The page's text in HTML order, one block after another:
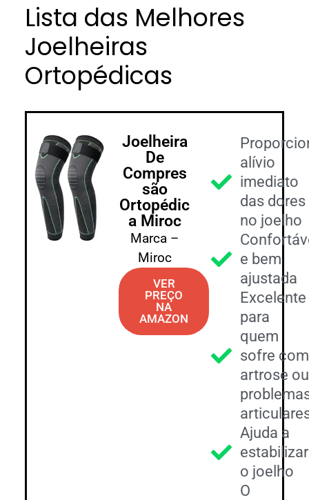
Lista das Melhores
Joelheiras
Ortopédicas
Joelheira
De
Compres
são
Ortopédic
a Miroc
Marca –
Miroc
VER
PREÇO
NA
AMAZON
alívio
imediato
das dores
no joelho
e bem
ajustada
Excelente
para
quem
sofre com
artrose ou
Ajuda a
estabilizar
o joelho
O